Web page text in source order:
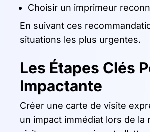
Choisir un imprimeur
En suivant ces
situations les plus urgentes.
Les Étapes Clés
Impactante
Créer une carte de visite
un impact immédiat lors de